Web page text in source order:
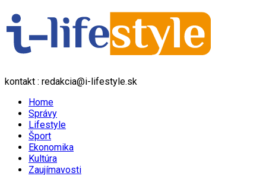
kontakt : redakcia@i-lifestyle.sk
Home
Správy
Lifestyle
Šport
Ekonomika
Kultúra
Zaujímavosti